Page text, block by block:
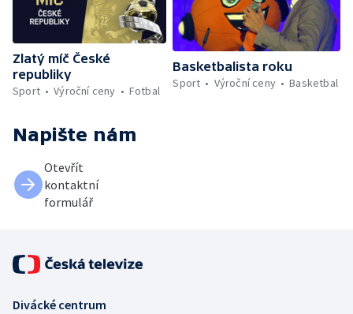
Zlatý míč České
republiky
Sport
Výroční ceny Fotbal
Basketbalista roku
Sport
Výroční ceny Basketbal
Napište nám
Otevřít
kontaktní
formulář
Divácké centrum